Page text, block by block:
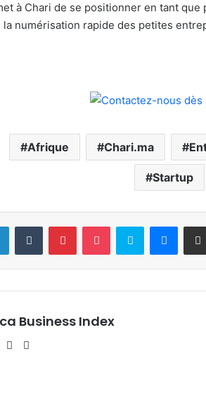
à Chari de se positionner en tant
la numérisation rapide des petites
Afrique Chari.ma
Startup
LinkedinTumblr PinterestPocket Skype
Business Index
X Linkedin